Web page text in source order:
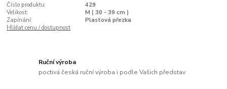
Číslo produktu:
429
Velikost:
M ( 30 - 39 cm )
Zapínání:
Plastová přezka
Hlídat cenu / dostupnost
Ruční výroba
poctivá česká ruční výroba i podle Vašich představ